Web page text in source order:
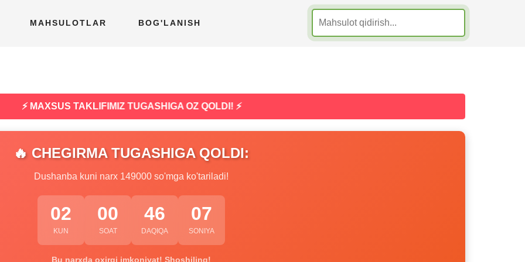
MAHSULOTLAR BOG'LANISH
⚡ MAXSUS TAKLIFIMIZ TUGASHIGA OZ QOLDI! ⚡
🔥 CHEGIRMA TUGASHIGA QOLDI:
Dushanba kuni narx 149000 so'mga ko'tariladi!
02
KUN
00
SOAT
46
DAQIQA
06
SONIYA
Bu narxda oxirgi imkoniyat! Shoshiling!